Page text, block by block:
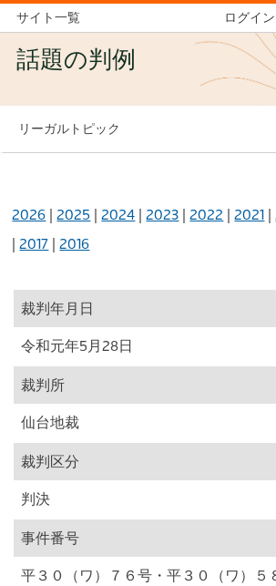
サイト一覧 ログイン
話題の判例
リーガルトピック
2026 |2025 |2024 |2023 |2022 |2021 |
|2017 |2016
裁判年月日
令和元年5月28日
裁判所
仙台地裁
裁判区分
判決
事件番号
平３０（ワ）７６号・平３０（ワ）５